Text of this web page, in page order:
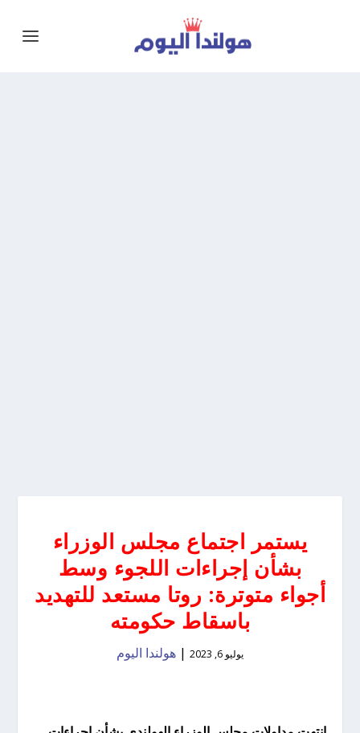
يستمر اجتماع مجلس الوزراء
بشأن إجراءات اللجوء وسط
أجواء متوترة: روتا مستعد للتهديد
باسقاط حكومته
يوليو 6, 2023 | هولندا اليوم